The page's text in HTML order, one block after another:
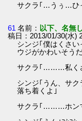
サクラ｢…うぅ…ひ
61 名前： 以下、名無
稿日：2013/01/30(水)
シンジ｢僕はくさ
ウジがかわいそう
サクラ｢………私く
シンジ｢うん、サ
落ち着くよ｣
サクラ｢………ホン